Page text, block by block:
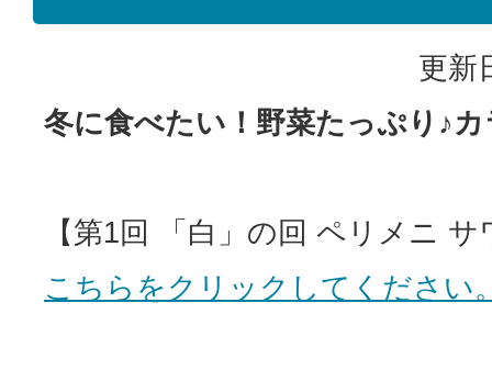
更新
冬に食べたい！野菜たっぷり♪
【第1回 「白」の回 ペリメニ
こちらをクリックしてください